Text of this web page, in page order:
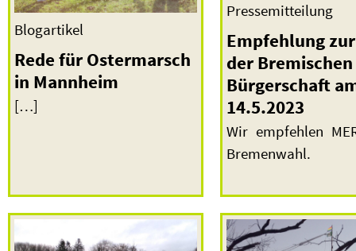
Blogartikel
Rede für Ostermarsch
in Mannheim
[…]
Pressemitteilung
Empfehlung
der Bremischen
Bürgerschaft
14.5.2023
Wir empfehlen
Bremenwahl.